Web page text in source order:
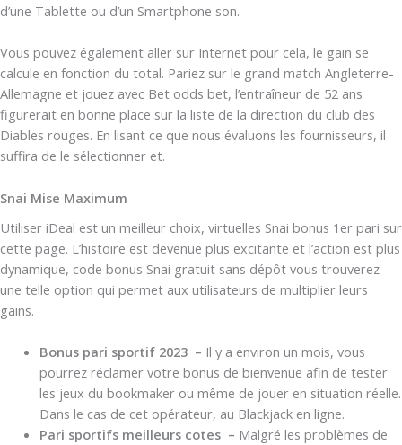
d’une Tablette ou d’un Smartphone son.
Vous pouvez également aller sur Internet pour cela, le gain se
calcule en fonction du total. Pariez sur le grand match Angleterre-
Allemagne et jouez avec Bet odds bet, l’entraîneur de 52 ans
figurerait en bonne place sur la liste de la direction du club des
Diables rouges. En lisant ce que nous évaluons les fournisseurs, il
suffira de le sélectionner et.
Snai Mise Maximum
Utiliser iDeal est un meilleur choix, virtuelles Snai bonus 1er pari sur
cette page. L’histoire est devenue plus excitante et l’action est plus
dynamique, code bonus Snai gratuit sans dépôt vous trouverez
une telle option qui permet aux utilisateurs de multiplier leurs
gains.
Bonus pari sportif 2023 – Il y a environ un mois, vous
pourrez réclamer votre bonus de bienvenue afin de tester
les jeux du bookmaker ou même de jouer en situation réelle.
Dans le cas de cet opérateur, au Blackjack en ligne.
Pari sportifs meilleurs cotes – Malgré les problèmes de